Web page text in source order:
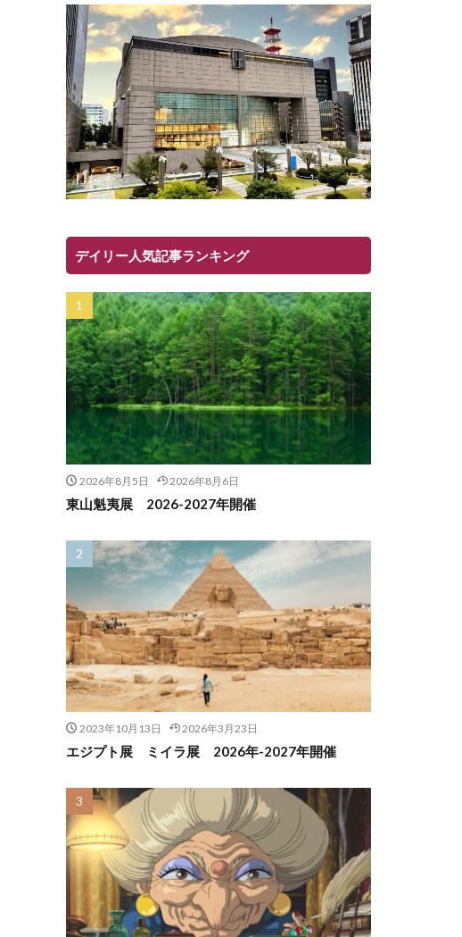
デイリー人気記事ランキング
2026年8月5日 2026年8月6日
東山魁夷展 2026-2027年開催
2023年10月13日 2026年3月23日
エジプト展 ミイラ展 2026年-2027年開催